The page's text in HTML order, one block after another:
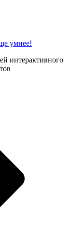
умнее!
интерактивного